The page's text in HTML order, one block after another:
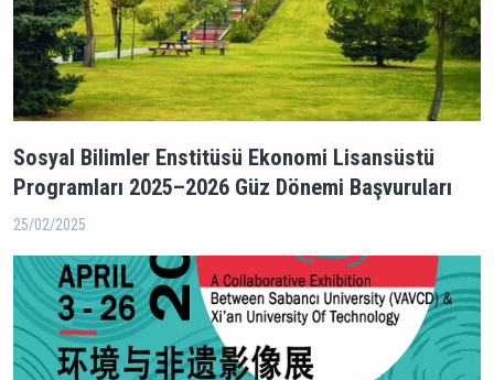
Sosyal Bilimler Enstitüsü Ekonomi Lisansüstü
Programları 2025–2026 Güz Dönemi Başvuruları
25/02/2025